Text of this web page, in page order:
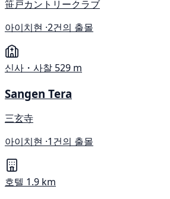
笹戸カントリークラブ
아이치현 ·2건의 출몰
신사・사찰 529 m
Sangen Tera
三玄寺
아이치현 ·1건의 출몰
호텔 1.9 km